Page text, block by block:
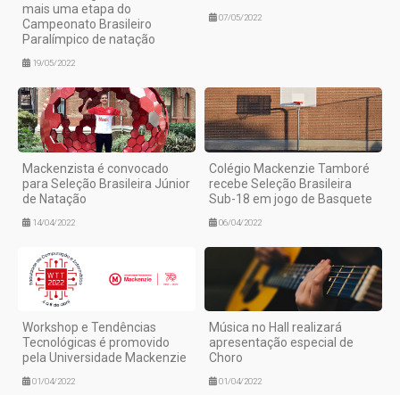
mais uma etapa do
Campeonato Brasileiro
Paralímpico de natação
19/05/2022
07/05/2022
Mackenzista é convocado
para Seleção Brasileira Júnior
de Natação
14/04/2022
Colégio Mackenzie Tamboré
recebe Seleção Brasileira
Sub-18 em jogo de Basquete
06/04/2022
Workshop e Tendências
Tecnológicas é promovido
pela Universidade Mackenzie
01/04/2022
Música no Hall realizará
apresentação especial de
Choro
01/04/2022